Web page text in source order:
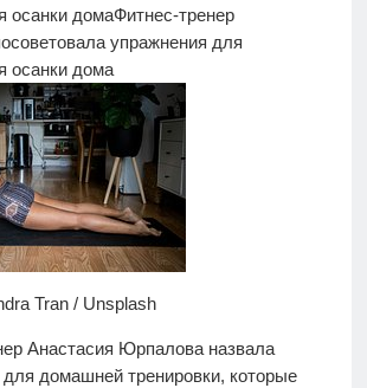
осанки домаФитнес-тренер
упражнения для
осанки дома
Tran / Unsplash
Анастасия Юрпалова назвала
домашней тренировки, которые